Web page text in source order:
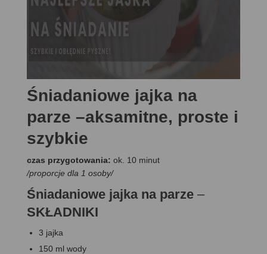
Śniadaniowe jajka na
parze –aksamitne, proste i
szybkie
czas przygotowania: ok. 10 minut
/proporcje dla 1 osoby/
Śniadaniowe jajka na parze –
SKŁADNIKI
3 jajka
150 ml wody